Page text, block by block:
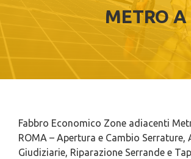
METRO A
Fabbro Economico Zone adiacenti
ROMA – Apertura e Cambio Serrature,
Giudiziarie, Riparazione Serrande e